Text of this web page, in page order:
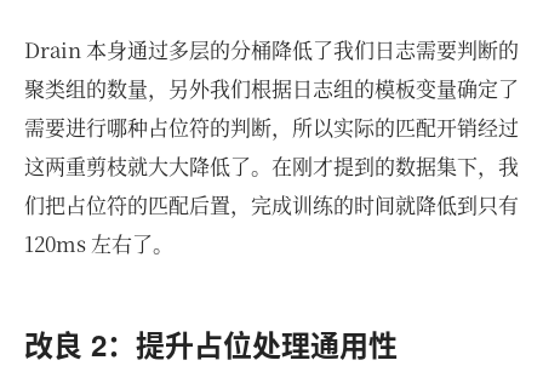
Drain 本身通过多层的分桶降低了我们日志需要判断的
聚类组的数量，另外我们根据日志组的模板变量确定了
需要进行哪种占位符的判断，所以实际的匹配开销经过
这两重剪枝就大大降低了。在刚才提到的数据集下，我
们把占位符的匹配后置，完成训练的时间就降低到只有
120ms 左右了。
改良 2：提升占位处理通用性